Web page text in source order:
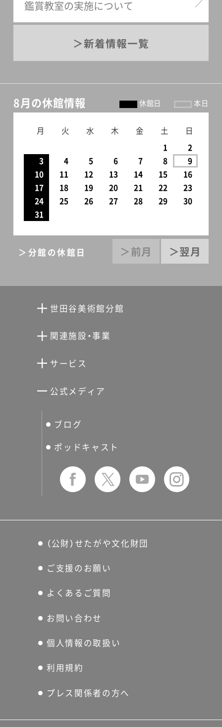
鑑賞教室の実施について
新着情報一覧
8月の休館情報 休館日 本日
月 火 水 木 金 土 日
1
2
3
4 5 6 7 8
9
10
11 12 13 14 15
16
17
18 19 20 21 22
23
24
25 26 27 28 29
30
31
＞前月 ＞翌月
＞分館の休館日
世田谷美術館分館
向井潤吉アトリエ館
分館スケジュール
関連施設・事業
せたおん
サービス
友の会
公式メディア
ブログ
ポッドキャスト
（公財）せたがや文化財団
ご支援のお願い
よくあるご質問
お問い合わせ
個人情報の取扱い
利用規約
プレス関係者の方へ